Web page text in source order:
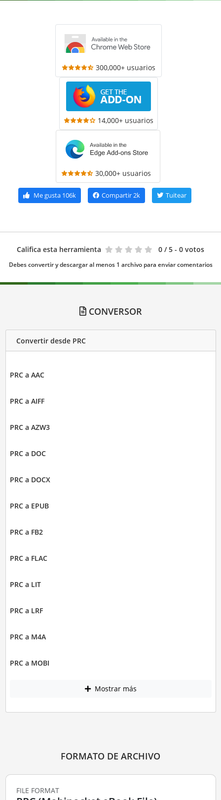
300,000+ usuarios
14,000+ usuarios
30,000+ usuarios
Me gusta106k Compartir2k Tuitear
Califica esta herramienta 0 / 5 - 0 votos
Debes convertir y descargar al menos 1 archivo para enviar comentarios
CONVERSOR
Convertir desde PRC
PRC a AAC
PRC a AIFF
PRC a AZW3
PRC a DOC
PRC a DOCX
PRC a EPUB
PRC a FB2
PRC a FLAC
PRC a LIT
PRC a LRF
PRC a M4A
PRC a MOBI
Mostrar más
FORMATO DE ARCHIVO
FILE FORMAT